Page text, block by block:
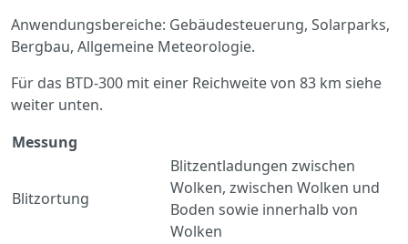
Anwendungsbereiche: Gebäudesteuerung, Solarparks,
Bergbau, Allgemeine Meteorologie.
Für das BTD-300 mit einer Reichweite von 83 km siehe
weiter unten.
Messung
Blitzortung
Blitzentladungen zwischen
Wolken, zwischen Wolken und
Boden sowie innerhalb von
Wolken